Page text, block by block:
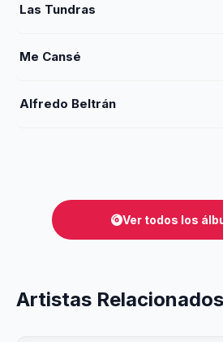
Las Tundras
Me Cansé
Alfredo Beltrán
Ver todos los
Artistas Relacionados